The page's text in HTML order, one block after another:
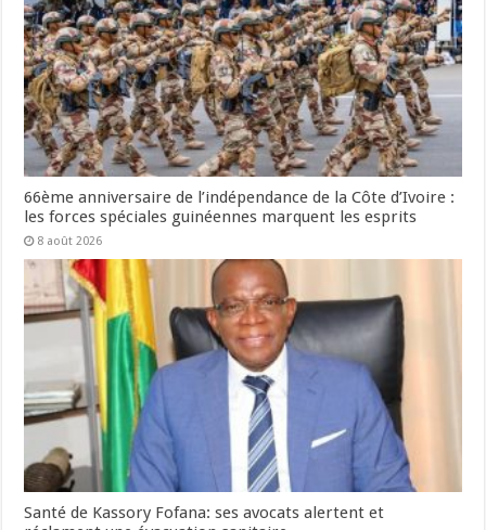
66ème anniversaire de l’indépendance de la Côte d’Ivoire :
les forces spéciales guinéennes marquent les esprits
8 août 2026
Santé de Kassory Fofana: ses avocats alertent et